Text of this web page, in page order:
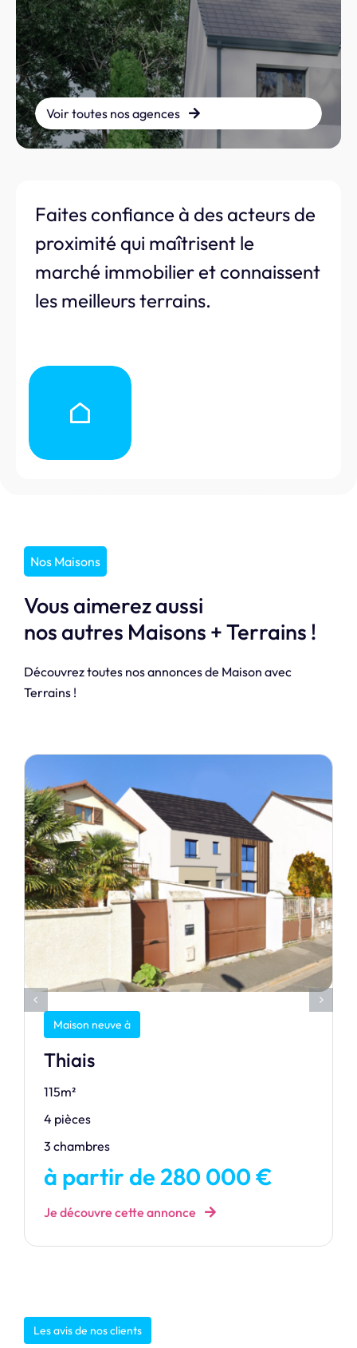
Voir toutes nos agences
Faites confiance à des acteurs de
proximité qui maîtrisent le
marché immobilier et connaissent
les meilleurs terrains.
Nos Maisons
Vous aimerez aussi
nos autres Maisons + Terrains !
Découvrez toutes nos annonces de Maison avec
Terrains !
Maison neuve à
Thiais
115m²
4 pièces
3 chambres
à partir de 280 000 €
Je découvre cette annonce
Les avis de nos clients